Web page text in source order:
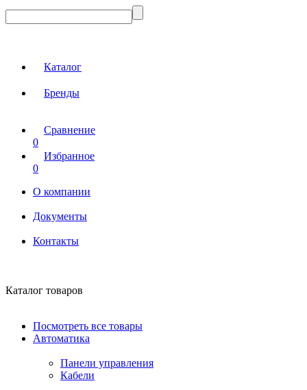
Каталог
Бренды
Сравнение
0
Избранное
0
О компании
Документы
Контакты
Каталог товаров
Посмотреть все товары
Автоматика
Панели управления
Кабели